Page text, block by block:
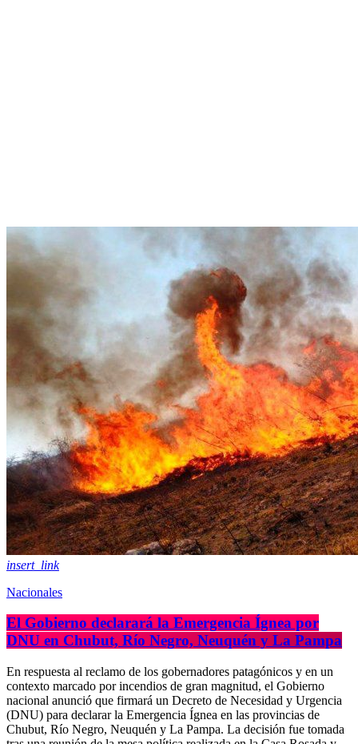
insert_link
Nacionales
El Gobierno declarará la Emergencia Ígnea por
DNU en Chubut, Río Negro, Neuquén y La Pampa
En respuesta al reclamo de los gobernadores patagónicos y en un
contexto marcado por incendios de gran magnitud, el Gobierno
nacional anunció que firmará un Decreto de Necesidad y Urgencia
(DNU) para declarar la Emergencia Ígnea en las provincias de
Chubut, Río Negro, Neuquén y La Pampa. La decisión fue tomada